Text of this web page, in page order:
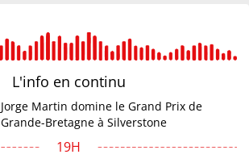
L'info en continu
Jorge Martin domine le Grand Prix de
Grande-Bretagne à Silverstone
19H